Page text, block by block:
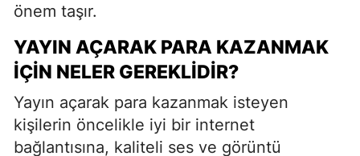
önem taşır.
YAYIN AÇARAK PARA KAZANMAK
İÇIN NELER GEREKLIDIR?
Yayın açarak para kazanmak isteyen
kişilerin öncelikle iyi bir internet
bağlantısına, kaliteli ses ve görüntü